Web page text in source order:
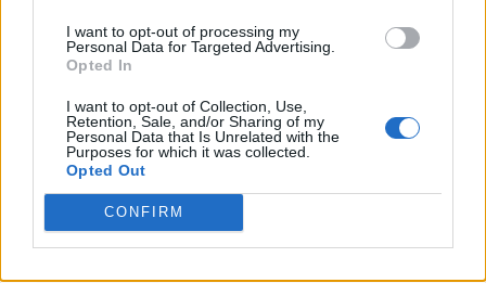
I want to opt-out of processing my
Personal Data for Targeted Advertising.
Opted In
I want to opt-out of Collection, Use,
Retention, Sale, and/or Sharing of my
Personal Data that Is Unrelated with the
Purposes for which it was collected.
Opted Out
CONFIRM
TI POTREBBE INTERESSARE
NEWS SCUOLA
Scuola primaria 2031,
l'effetto del crollo